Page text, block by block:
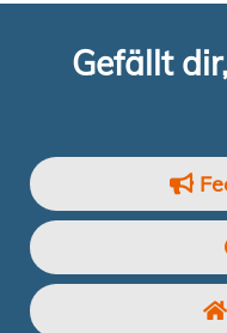
Gefällt